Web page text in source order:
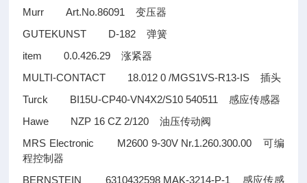
Murr Art.No.86091变压器
GUTEKUNST D-182弹簧
item 0.0.426.29涨紧器
MULTI-CONTACT 18.012 0 /MGS1VS-R13-IS插头
Turck BI15U-CP40-VN4X2/S10 540511感应传感器
Hawe NZP 16 CZ 2/120油压传动阀
MRS Electronic M2600 9-30V Nr.1.260.300.00可编
程控制器
BERNSTEIN 6310432598 MAK-3214-P-1 感应传感